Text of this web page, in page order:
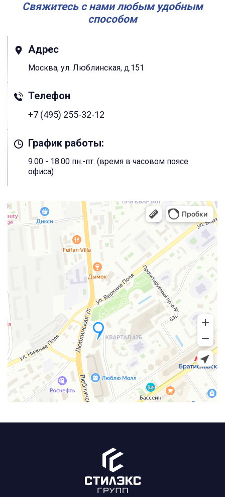
Свяжитесь с нами любым удобным
способом
Адрес
Москва, ул. Люблинская, д.151
Телефон
+7 (495) 255-32-12
График работы:
9.00 - 18.00 пн.-пт. (время в часовом поясе
офиса)